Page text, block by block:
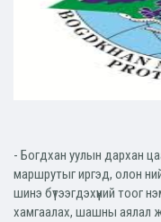
- Богдхан уулын дархан
маршрутыг иргэд, олон
шинэ бүтээгдэхүүний тоог
хамгаалах, шашны аялал